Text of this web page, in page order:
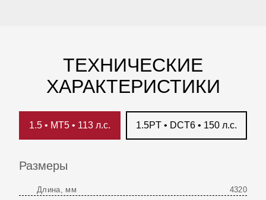
ТЕХНИЧЕСКИЕ
ХАРАКТЕРИСТИКИ
1.5 • MT5 • 113 л.с. 1.5PT • DCT6 • 150 л.с.
Размеры
Длина, мм 4320